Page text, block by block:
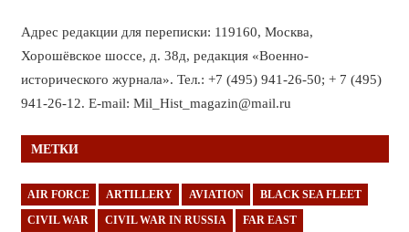
Адрес редакции для переписки: 119160, Москва,
Хорошёвское шоссе, д. 38д, редакция «Военно-
исторического журнала». Тел.: +7 (495) 941-26-50; + 7 (495)
941-26-12. E-mail: Mil_Hist_magazin@mail.ru
МЕТКИ
AIR FORCE ARTILLERY AVIATION BLACK SEA FLEET
CIVIL WAR CIVIL WAR IN RUSSIA FAR EAST